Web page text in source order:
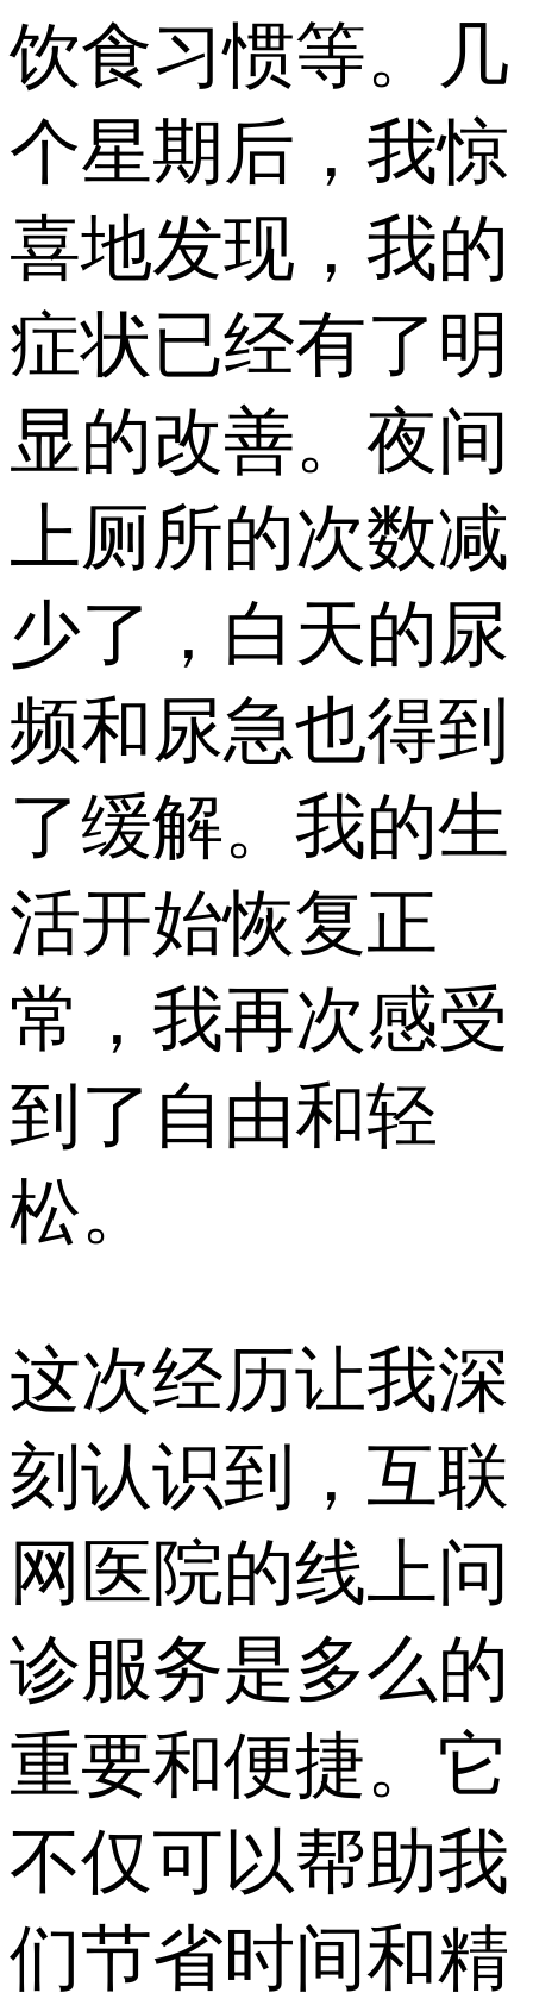
饮食习惯等。几
个星期后，我惊
喜地发现，我的
症状已经有了明
显的改善。夜间
上厕所的次数减
少了，白天的尿
频和尿急也得到
了缓解。我的生
活开始恢复正
常，我再次感受
到了自由和轻
松。
这次经历让我深
刻认识到，互联
网医院的线上问
诊服务是多么的
重要和便捷。它
不仅可以帮助我
们节省时间和精